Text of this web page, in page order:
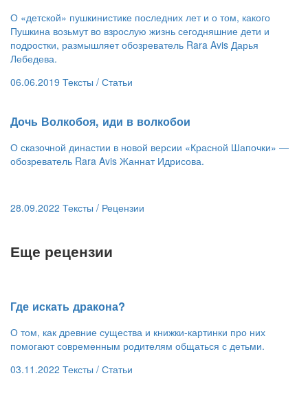
О «детской» пушкинистике последних лет и о том, какого
Пушкина возьмут во взрослую жизнь сегодняшние дети и
подростки, размышляет обозреватель Rara Avis Дарья
Лебедева.
06.06.2019 Тексты / Статьи
​Дочь Волкобоя, иди в волкобои
О сказочной династии в новой версии «Красной Шапочки» —
обозреватель Rara Avis Жаннат Идрисова.
28.09.2022 Тексты / Рецензии
Еще рецензии
​Где искать дракона?
О том, как древние существа и книжки-картинки про них
помогают современным родителям общаться с детьми.
03.11.2022 Тексты / Статьи